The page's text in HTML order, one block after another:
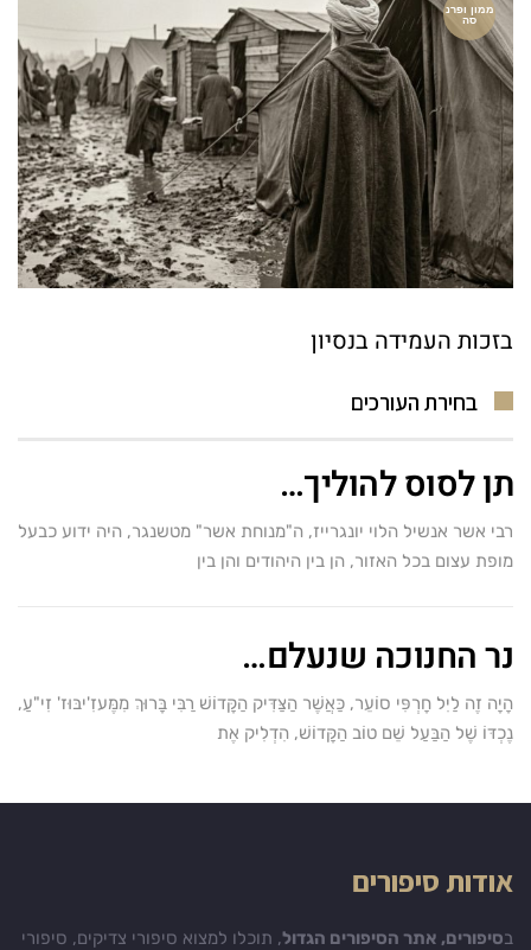
ממון ופרנ
סה
בזכות העמידה בנסיון
בחירת העורכים
תן לסוס להוליך…
רבי אשר אנשיל הלוי יונגרייז, ה"מנוחת אשר" מטשנגר, היה ידוע כבעל
מופת עצום בכל האזור, הן בין היהודים והן בין
נר החנוכה שנעלם…
הָיָה זֶה לַיִל חָרְפִּי סוֹעֵר, כַּאֲשֶׁר הַצַּדִּיק הַקָּדוֹשׁ רַבִּי בָּרוּךְ מִמֶּעזִ'יבּוּז' זִי"עַ,
נֶכְדּוֹ שֶׁל הַבַּעַל שֵׁם טוֹב הַקָּדוֹשׁ, הִדְלִיק אֶת
אודות סיפורים
בסיפורים, אתר הסיפורים הגדול, תוכלו למצוא סיפורי צדיקים, סיפורי